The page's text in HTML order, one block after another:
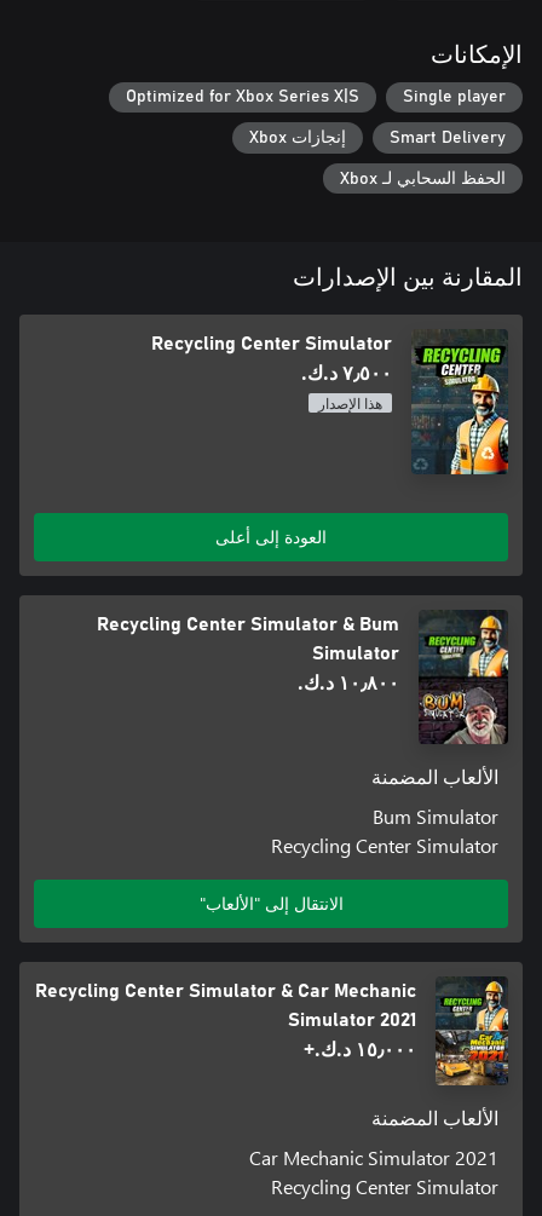
الإمكانات
Single player
Optimized for Xbox Series X|S
Smart Delivery إنجازات Xbox
الحفظ السحابي لـ Xbox
المقارنة بين الإصدارات
Recycling Center Simulator
٧٫٥٠٠ د.ك.‏
هذا الإصدار
العودة إلى أعلى
Recycling Center Simulator & Bum
Simulator
١٠٫٨٠٠ د.ك.‏
الألعاب المضمنة
Bum Simulator
Recycling Center Simulator
الانتقال إلى "الألعاب"
Recycling Center Simulator & Car Mechanic
Simulator 2021
١٥٫٠٠٠ د.ك.‏+
الألعاب المضمنة
Car Mechanic Simulator 2021
Recycling Center Simulator